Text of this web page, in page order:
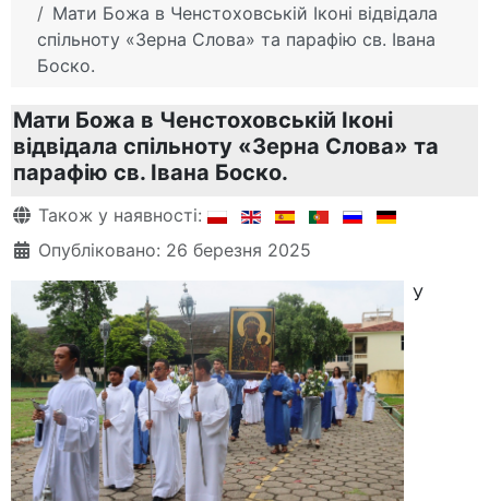
Мати Божа в Ченстоховській Іконі відвідала
спільноту «Зерна Слова» та парафію св. Івана
Боско.
Мати Божа в Ченстоховській Іконі
відвідала спільноту «Зерна Слова» та
парафію св. Івана Боско.
Деталі
Також у наявності:
Опубліковано: 26 березня 2025
У